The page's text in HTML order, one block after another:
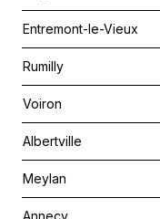
Entremont-le-Vieux
Rumilly
Voiron
Albertville
Meylan
Annecy